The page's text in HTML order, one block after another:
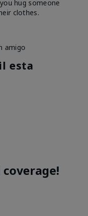
hug someone
clothes.
amigo
esta